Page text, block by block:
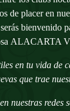
de placer en
bienvenido
ALACARTA
en tu vida de
que trae
nuestras redes